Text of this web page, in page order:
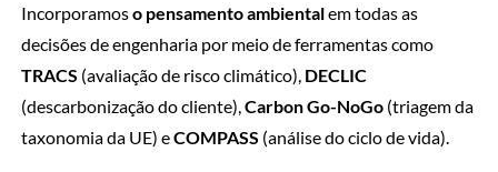
Incorporamoso pensamento ambientalem todas as
decisões de engenharia por meio de ferramentas como
TRACS (avaliação de risco climático), DECLIC
(descarbonização do cliente),Carbon Go-NoGo(triagem da
taxonomia da UE) eCOMPASS (análise do ciclo de vida).